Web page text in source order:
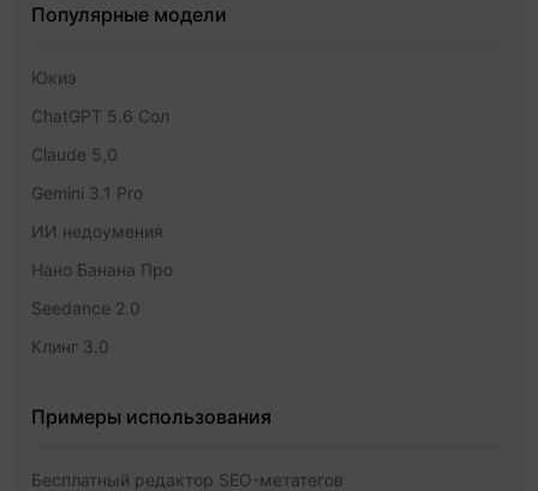
Популярные модели
Юкиэ
ChatGPT 5.6 Сол
Claude 5,0
Gemini 3.1 Pro
ИИ недоумения
Нано Банана Про
Seedance 2.0
Клинг 3.0
Примеры использования
Бесплатный редактор SEO-метатегов